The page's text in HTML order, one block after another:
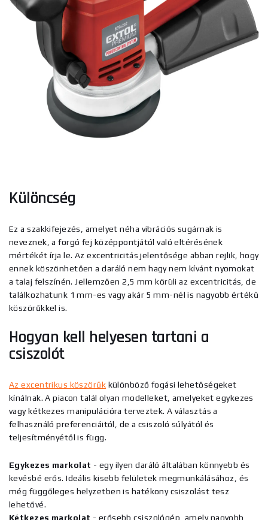
Különcség
Ez a szakkifejezés, amelyet néha vibrációs sugárnak is
neveznek, a forgó fej középpontjától való eltérésének
mértékét írja le. Az excentricitás jelentősége abban rejlik, hogy
ennek köszönhetően a daráló nem hagy nem kívánt nyomokat
a talaj felszínén. Jellemzően 2,5 mm körüli az excentricitás, de
találkozhatunk 1 mm-es vagy akár 5 mm-nél is nagyobb értékű
köszörűkkel is.
Hogyan kell helyesen tartani a
csiszolót
Az excentrikus köszörűk különböző fogási lehetőségeket
kínálnak. A piacon talál olyan modelleket, amelyeket egykezes
vagy kétkezes manipulációra terveztek. A választás a
felhasználó preferenciáitól, de a csiszoló súlyától és
teljesítményétől is függ.
Egykezes markolat - egy ilyen daráló általában könnyebb és
kevésbé erős. Ideális kisebb felületek megmunkálásához, és
még függőleges helyzetben is hatékony csiszolást tesz
lehetővé.
Kétkezes markolat - erősebb csiszológép, amely nagyobb